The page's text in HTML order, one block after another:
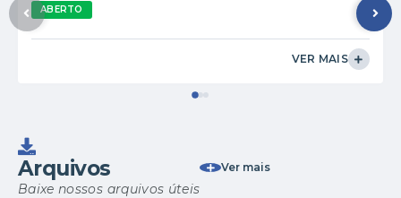
ABERTO
VER MAIS
Arquivos
Baixe nossos arquivos úteis
Ver mais